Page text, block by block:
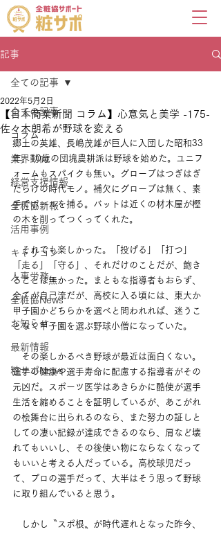
記事
全ての記事
コラム
業界動向
経営支援情報
全粧協新報
活用事例
キャリコン
人事労務
全粧協News
お知らせ
最新情報
粧サポNews
全ての記事
【日本商業新聞 コラム】心意気と美学 -175-
佐々木朗希が野球を変える
2022年5月2日
郷土の英雄、長嶋茂雄が巨人に入団した昭和33
年、10歳の団塊農耕派は野球を始めた。ユニフ
ォームもスパイクも無い。グローブはつぎはぎ
だらけの時代モノ。補欠にグローブは無く、素
手でボールを捕る。バットは近くの材木屋が樫
の木を削ってつくってくれた。
それでも楽しかった。「投げる」「打つ」
「走る」「守る」、それだけのことだが、飽き
ることは無かった。まともな指導者もおらず、
全てが自己流だが、高校に入る頃には、東大か
甲子園かどちらかを選べと問われれば、迷うこ
となく甲子園を選ぶ野球小僧になっていた。
その楽しかるべき野球が最近は面白くない。
選手の健康や選手寿命に配慮する指導者がその
元凶だ。スポーツ医学はあきらかに酷使が選手
生活を縮めることを証明しているが、あこがれ
の桧舞台に出られるのなら、また努力の証しと
しての凄い記録が達成できるのなら、肩など壊
れてもいいし、その後使い物にならなくなって
もいいと考える人だっている。高校球児だっ
て、プロの選手だって、大半はそう思って野球
に取り組んでいると思う。
しかし〝スポ根〟が時代遅れとなった昨今、